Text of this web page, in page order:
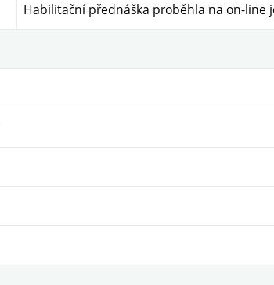
Habilitační přednáška proběhla na on-line